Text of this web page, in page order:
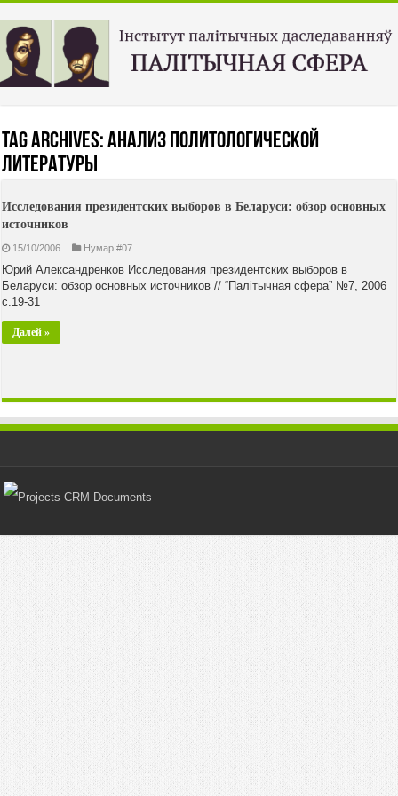
Tag Archives:анализ политологической
литературы
Исследования президентских выборов в Беларуси: обзор основных
источников
15/10/2006 Нумар #07
Юрий Александренков Исследования президентских выборов в
Беларуси: обзор основных источников // “Палiтычная сфера” №7, 2006
с.19-31
Далей »